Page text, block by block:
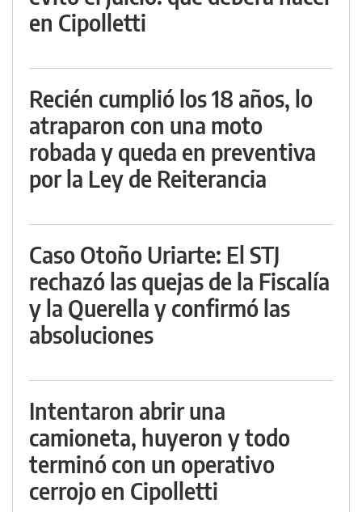
en Cipolletti
Recién cumplió los 18 años, lo
atraparon con una moto
robada y queda en preventiva
por la Ley de Reiterancia
Caso Otoño Uriarte: El STJ
rechazó las quejas de la Fiscalía
y la Querella y confirmó las
absoluciones
Intentaron abrir una
camioneta, huyeron y todo
terminó con un operativo
cerrojo en Cipolletti